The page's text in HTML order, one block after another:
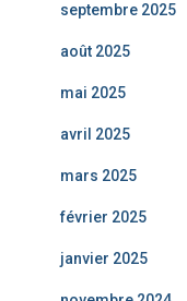
septembre 2025
août 2025
mai 2025
avril 2025
mars 2025
février 2025
janvier 2025